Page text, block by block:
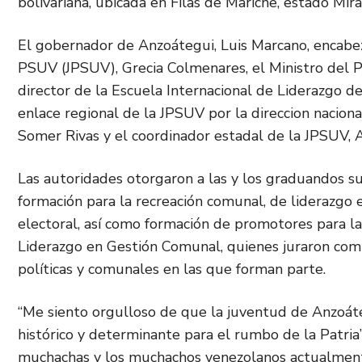
El gobernador de Anzoátegui, Luis Marcano,
PSUV (JPSUV), Grecia Colmenares, el Ministro
director de la Escuela Internacional de Liderazgo
enlace regional de la JPSUV por la direccion
Somer Rivas y el coordinador estadal de la JPSUV,
Las autoridades otorgaron a las y los graduandos
formación para la recreación comunal, de
electoral, así como formación de promotores para
Liderazgo en Gestión Comunal, quienes juraron
políticas y comunales en las que forman parte.
“Me siento orgulloso de que la juventud de
histórico y determinante para el rumbo de la
muchachas y los muchachos venezolanos